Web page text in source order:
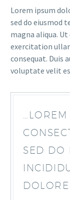
Lorem ipsum
sed do eiusmod
magna aliqua.
exercitation
consequat. Duis
voluptate velit
SED DO